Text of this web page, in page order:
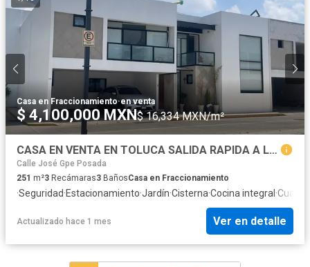
Casa en Fraccionamiento·en venta
$ 4,100,000 MXN$ 16,334 MXN/m²
CASA EN VENTA EN TOLUCA SALIDA RAPIDA A LA CDMX
Calle José Gpe Posada
251 m²3 Recámaras3 BañosCasa en Fraccionamiento
·Seguridad·Estacionamiento·Jardín·Cisterna·Cocina integral ·Cuarto
Actualizado hace 1 mes Ver en detalle